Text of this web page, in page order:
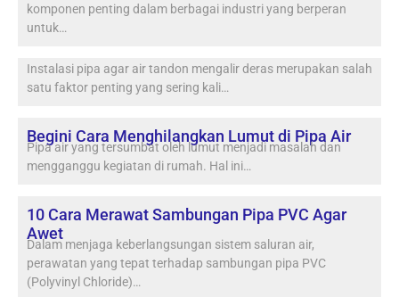
komponen penting dalam berbagai industri yang berperan
untuk…
Instalasi pipa agar air tandon mengalir deras merupakan salah
satu faktor penting yang sering kali…
Begini Cara Menghilangkan Lumut di Pipa Air
Pipa air yang tersumbat oleh lumut menjadi masalah dan
mengganggu kegiatan di rumah. Hal ini…
10 Cara Merawat Sambungan Pipa PVC Agar
Awet
Dalam menjaga keberlangsungan sistem saluran air,
perawatan yang tepat terhadap sambungan pipa PVC
(Polyvinyl Chloride)…